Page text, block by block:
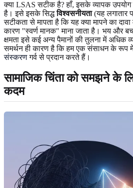
क्या LSAS सटीक है? हाँ, इसके व्यापक उपयोग
है। इसे इसके सिद्धविश्वसनीयता(यह लगातार
सटीकता से मापता है कि यह क्या मापने का
कारण "स्वर्ण मानक" माना जाता है। भय और
क्षमता इसे कई अन्य पैमानों की तुलना में अधिक
समर्थन ही कारण है कि हम एक संसाधन के रूप
संस्करणगर्व से प्रदान करते हैं।
सामाजिक चिंता को समझने के
कदम